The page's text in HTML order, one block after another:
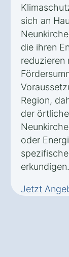
sich an
die ihren
reduzieren
Region,
der
oder
erkundigen.
Jetzt